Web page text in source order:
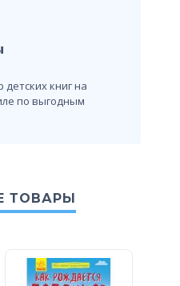
книг на
по выгодным
ТОВАРЫ